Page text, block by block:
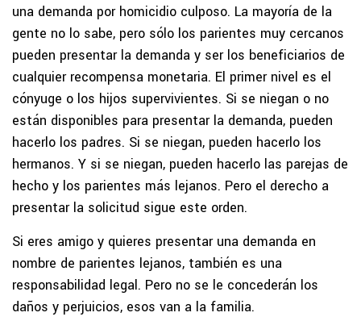
una demanda por homicidio culposo. La mayoría de la
gente no lo sabe, pero sólo los parientes muy cercanos
pueden presentar la demanda y ser los beneficiarios de
cualquier recompensa monetaria. El primer nivel es el
cónyuge o los hijos supervivientes. Si se niegan o no
están disponibles para presentar la demanda, pueden
hacerlo los padres. Si se niegan, pueden hacerlo los
hermanos. Y si se niegan, pueden hacerlo las parejas de
hecho y los parientes más lejanos. Pero el derecho a
presentar la solicitud sigue este orden.
Si eres amigo y quieres presentar una demanda en
nombre de parientes lejanos, también es una
responsabilidad legal. Pero no se le concederán los
daños y perjuicios, esos van a la familia.